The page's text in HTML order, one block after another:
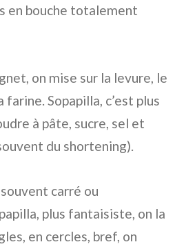
en bouche totalement
on mise sur la levure, le
Sopapilla, c’est plus
à pâte, sucre, sel et
du shortening).
carré ou
plus fantaisiste, on la
en cercles, bref, on